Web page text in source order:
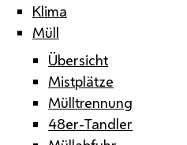
Klima
Müll
Übersicht
Mistplätze
Mülltrennung
48er-Tandler